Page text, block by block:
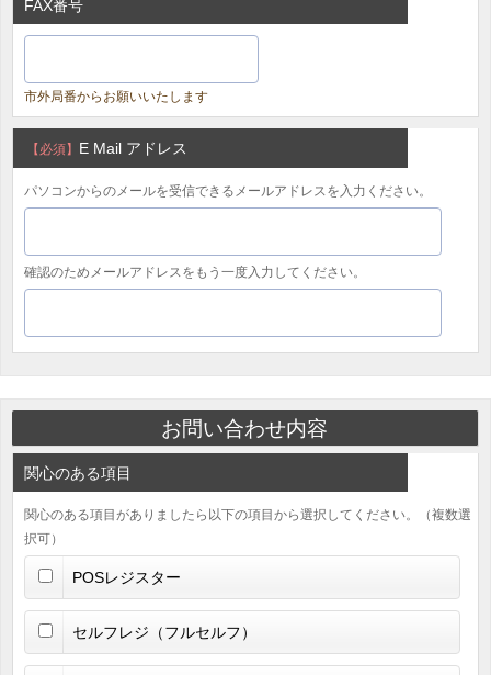
FAX番号
市外局番からお願いいたします
【必須】 E Mail アドレス
パソコンからのメールを受信できるメールアドレスを入力ください。
確認のためメールアドレスをもう一度入力してください。
お問い合わせ内容
関心のある項目
関心のある項目がありましたら以下の項目から選択してください。（複数選
択可）
POSレジスター
セルフレジ（フルセルフ）